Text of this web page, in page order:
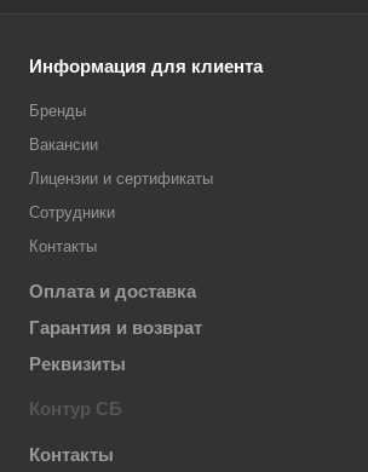
Информация для клиента
Бренды
Вакансии
Лицензии и сертификаты
Сотрудники
Контакты
Оплата и доставка
Гарантия и возврат
Реквизиты
Контур СБ
Контакты